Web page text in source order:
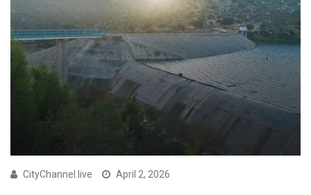
CityChannel.live April 2, 2026